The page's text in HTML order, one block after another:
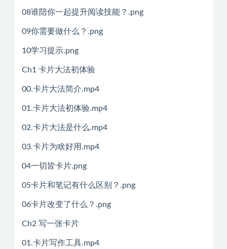
08谁陪你一起提升阅读技能？.png
09你需要做什么？.png
10学习提示.png
Ch1 卡片大法初体验
00.卡片大法简介.mp4
01.卡片大法初体验.mp4
02.卡片大法是什么.mp4
03.卡片为啥好用.mp4
04一切皆卡片.png
05卡片和笔记有什么区别？.png
06卡片改变了什么？.png
Ch2 写一张卡片
01.卡片写作工具.mp4